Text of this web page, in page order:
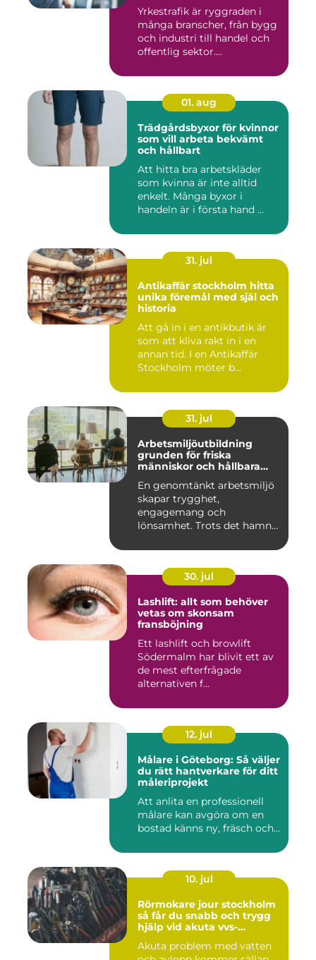
Yrkestrafik är ryggraden i
många branscher, från bygg
och industri till handel och
offentlig sektor....
01. aug
Trädgårdsbyxor för kvinnor
som vill arbeta bekvämt
och hållbart
Att hitta bra arbetskläder
som kvinna är inte alltid
enkelt. Många byxor i
handeln är i första hand ...
31. jul
Antikaffär stockholm hitta
unika föremål med själ och
historia
Att gå in i en antikbutik är
som att kliva rakt in i en
annan tid. I en Antikaffär
Stockholm möter b...
31. jul
Arbetsmiljöutbildning
grunden för friska
människor och hållbara
En genomtänkt arbetsmiljö
skapar trygghet,
engagemang och
lönsamhet. Trots det hamnar
30. jul
Lashlift: allt som behöver
vetas om skonsam
fransböjning
Ett lashlift och browlift
Södermalm har blivit ett av
de mest efterfrågade
alternativen f...
12. jul
Målare i Göteborg: Så väljer
du rätt hantverkare för ditt
måleriprojekt
Att anlita en professionell
målare kan avgöra om en
bostad känns ny, fräsch och...
10. jul
Rörmokare jour stockholm
så får du snabb och trygg
hjälp vid akuta vvs-
Akuta problem med vatten